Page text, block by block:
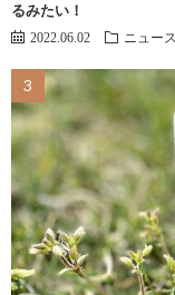
るみたい！
2022.06.02 ニュース